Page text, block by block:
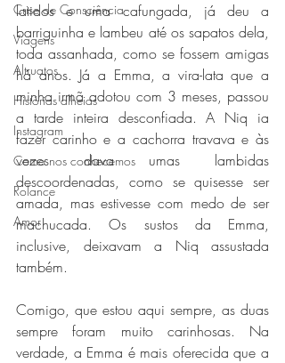
Crise de Consciência
Viagens
Altruatos
Histórias alheias
Instagram
Como nos conhecemos
Rolance
Amor
latidos e uma cafungada, já deu a
barriguinha e lambeu até os sapatos dela,
toda assanhada, como se fossem amigas
há anos. Já a Emma, a vira-lata que a
minha irmã adotou com 3 meses, passou
a tarde inteira desconfiada. A Niq ia
fazer carinho e a cachorra travava e às
vezes dava umas lambidas
descoordenadas, como se quisesse ser
amada, mas estivesse com medo de ser
machucada. Os sustos da Emma,
inclusive, deixavam a Niq assustada
também.
Comigo, que estou aqui sempre, as duas
sempre foram muito carinhosas. Na
verdade, a Emma é mais oferecida que a